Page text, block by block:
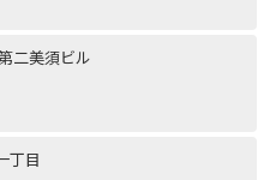
二美須ビル
丁目